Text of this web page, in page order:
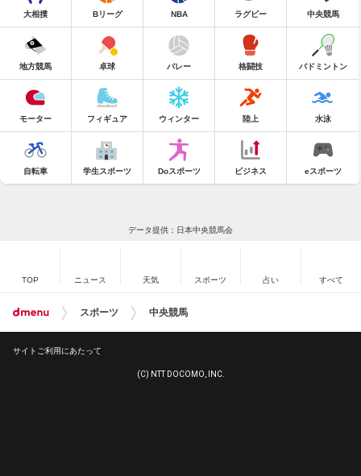
大相撲 Bリーグ NBA ラグビー 中央競馬
地方競馬 卓球 バレー 格闘技 バドミントン
モーター フィギュア ウィンター 陸上 水泳
自転車 学生スポーツ Doスポーツ ビジネス eスポーツ
データ提供：日本中央競馬会
TOP ニュース 天気 スポーツ 占い すべて
スポーツ 中央競馬
サイトご利用にあたって
(C) NTT DOCOMO, INC.